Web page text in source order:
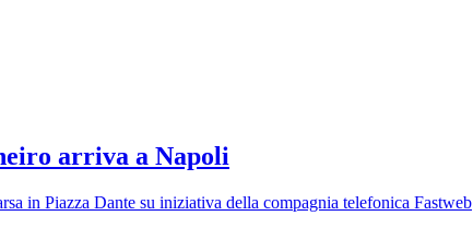
arriva a Napoli
in Piazza Dante su iniziativa della compagnia telefonica Fastweb